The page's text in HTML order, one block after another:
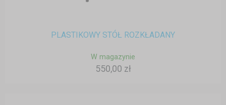
PLASTIKOWY STÓŁ ROZKŁADANY
W magazynie
550,00 zł